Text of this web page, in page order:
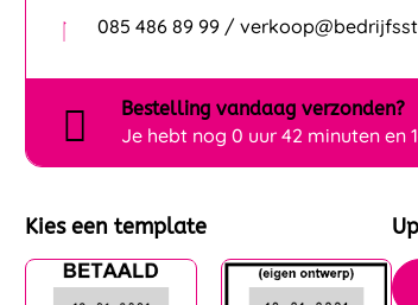
085 486 89 99 /
Bestelling vandaag verzonden?
Je hebt nog 0 uur 42 minuten en
Kies een template